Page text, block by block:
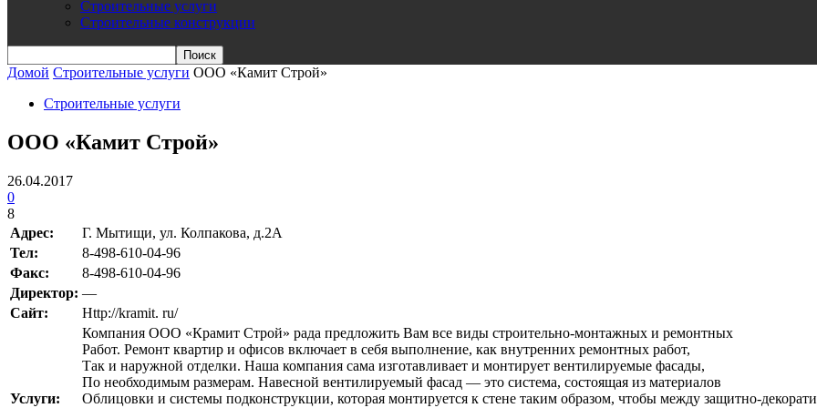
Строительные услуги
Строительные конструкции
Домой Строительные услуги ООО «Камит Строй»
Строительные услуги
ООО «Камит Строй»
26.04.2017
0
8
Адрес:
Г. Мытищи, ул. Колпакова, д.2А
Teл:
8-498-610-04-96
Факс:
8-498-610-04-96
Директор: —
Сайт:
Http://kramit. ru/
Услуги:
Компания ООО «Крамит Строй» рада предложить Вам все виды строительно-монтажных и ремонтных
Работ. Ремонт квартир и офисов включает в себя выполнение, как внутренних ремонтных работ,
Так и наружной отделки. Наша компания сама изготавливает и монтирует вентилируемые фасады,
По необходимым размерам. Навесной вентилируемый фасад — это система, состоящая из материалов
Облицовки и системы подконструкции, которая монтируется к стене таким образом, чтобы между защитно-